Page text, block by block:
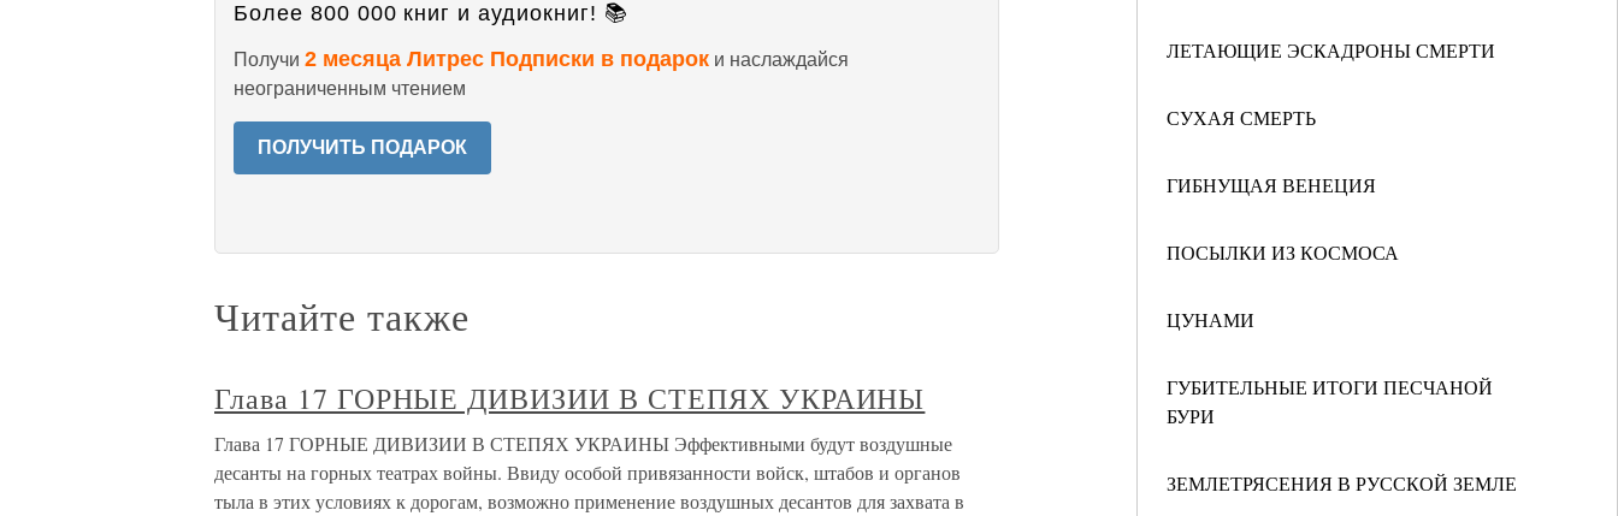
ЛЕТАЮЩИЕ ЭСКАДРОНЫ СМЕРТИ
СУХАЯ СМЕРТЬ
ГИБНУЩАЯ ВЕНЕЦИЯ
ПОСЫЛКИ ИЗ КОСМОСА
ЦУНАМИ
ГУБИТЕЛЬНЫЕ ИТОГИ ПЕСЧАНОЙ
БУРИ
ЗЕМЛЕТРЯСЕНИЯ В РУССКОЙ ЗЕМЛЕ
Более 800 000 книг и аудиокниг! 📚
Получи 2 месяца Литрес Подписки в подарок и наслаждайся
неограниченным чтением
ПОЛУЧИТЬ ПОДАРОК
Читайте также
Глава 17 ГОРНЫЕ ДИВИЗИИ В СТЕПЯХ УКРАИНЫ
Глава 17 ГОРНЫЕ ДИВИЗИИ В СТЕПЯХ УКРАИНЫ Эффективными будут воздушные
десанты на горных театрах войны. Ввиду особой привязанности войск, штабов и органов
тыла в этих условиях к дорогам, возможно применение воздушных десантов для захвата в